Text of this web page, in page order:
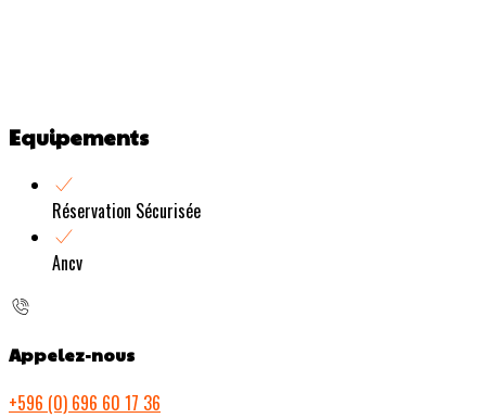
Equipements
Réservation Sécurisée
Ancv
Appelez-nous
+596 (0) 696 60 17 36